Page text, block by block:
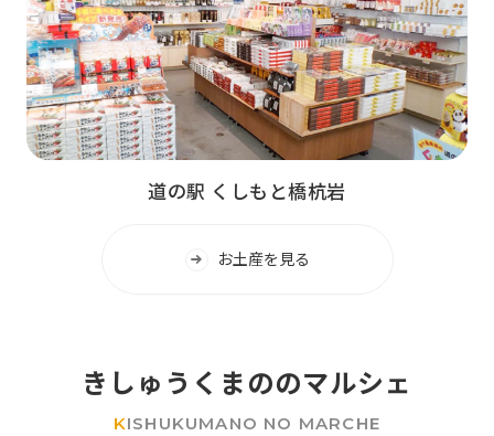
道の駅 くしもと橋杭岩
お土産を見る
きしゅうくまののマルシェ
KISHUKUMANO NO MARCHE